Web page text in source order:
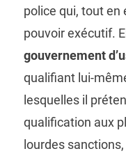
police qui, tout en
pouvoir exécutif.
gouvernement
qualifiant lui-
lesquelles il
qualification aux
lourdes